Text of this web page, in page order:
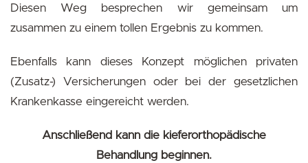
Diesen Weg besprechen wir gemeinsam um
zusammen zu einem tollen Ergebnis zu kommen.
Ebenfalls kann dieses Konzept möglichen privaten
(Zusatz-) Versicherungen oder bei der gesetzlichen
Krankenkasse eingereicht werden.
Anschließend kann die kieferorthopädische
Behandlung beginnen.